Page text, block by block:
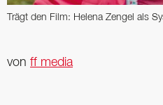
Trägt den Film: Helena Zengel als
von ff media